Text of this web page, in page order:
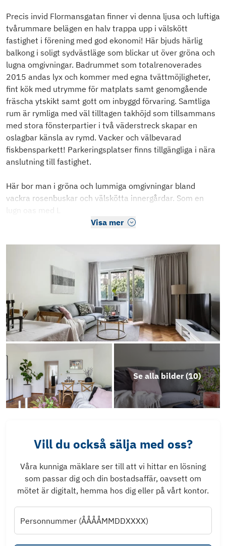
Precis invid Flormansgatan finner vi denna ljusa och luftiga
tvårummare belägen en halv trappa upp i välskött
fastighet i förening med god ekonomi! Här bjuds härlig
balkong i soligt sydvästläge som blickar ut över gröna och
lugna omgivningar. Badrummet som totalrenoverades
2015 andas lyx och kommer med egna tvättmöjligheter,
fint kök med utrymme för matplats samt genomgående
fräscha ytskikt samt gott om inbyggd förvaring. Samtliga
rum är rymliga med väl tilltagen takhöjd som tillsammans
med stora fönsterpartier i två väderstreck skapar en
oslagbar känsla av rymd. Vacker och välbevarad
fiskbensparkett! Parkeringsplatser finns tillgängliga i nära
anslutning till fastighet.
Här bor man i gröna och lummiga omgivningar bland
vackra rosenbuskar och välskötta innergårdar. Som en
lugn oas med L
Visa mer
Se alla bilder (10)
Vill du också sälja med oss?
Våra kunniga mäklare ser till att vi hittar en lösning
som passar dig och din bostadsaffär, oavsett om
mötet är digitalt, hemma hos dig eller på vårt kontor.
Personnummer (ÅÅÅÅMMDDXXXX)